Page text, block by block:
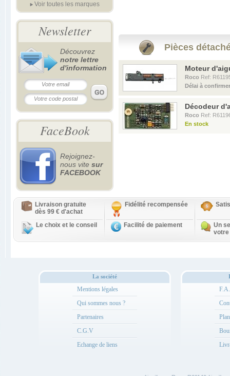
Voir toutes les marques
Newsletter
Découvrez
notre lettre
d'information
FaceBook
Rejoignez-
nous vite sur
FACEBOOK
Pièces
Moteur
Roco Ref:
Délai à confirmer
Décodeur
Roco Ref:
En stock
Livraison gratuite
dès 99 € d'achat
Fidélité recompensée
Le choix et le conseil Facilité de paiement
Un
votre
La société
Mentions légales
Qui sommes nous ?
Partenaires
C.G.V
Echange de liens